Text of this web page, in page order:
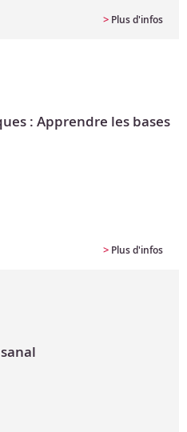
> Plus d'infos
: Apprendre les bases
> Plus d'infos